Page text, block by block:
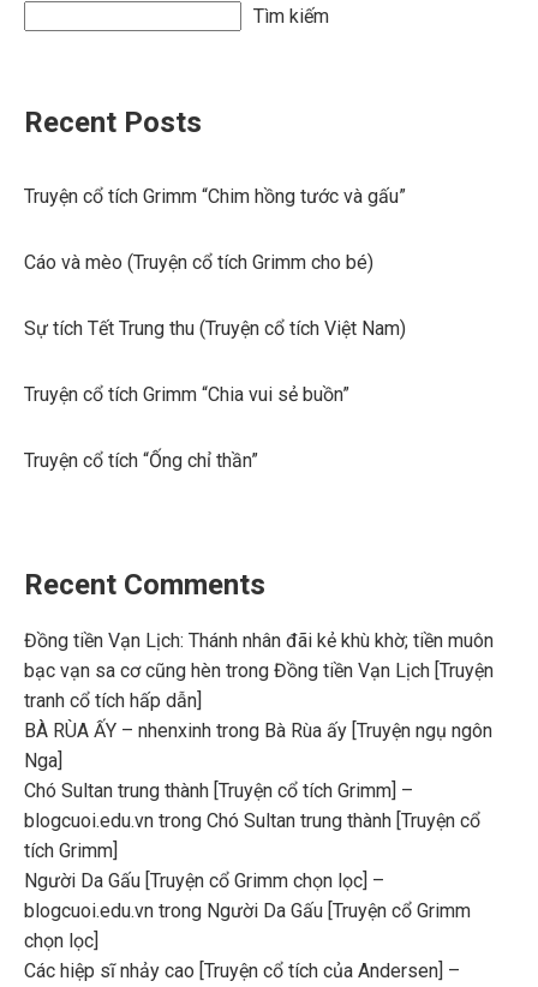
Tìm kiếm
Recent Posts
Truyện cổ tích Grimm “Chim hồng tước và gấu”
Cáo và mèo (Truyện cổ tích Grimm cho bé)
Sự tích Tết Trung thu (Truyện cổ tích Việt Nam)
Truyện cổ tích Grimm “Chia vui sẻ buồn”
Truyện cổ tích “Ống chỉ thần”
Recent Comments
Đồng tiền Vạn Lịch: Thánh nhân đãi kẻ khù khờ; tiền muôn
bạc vạn sa cơ cũng hèn trong Đồng tiền Vạn Lịch [Truyện
tranh cổ tích hấp dẫn]
BÀ RÙA ẤY – nhenxinh trong Bà Rùa ấy [Truyện ngụ ngôn
Nga]
Chó Sultan trung thành [Truyện cổ tích Grimm] –
blogcuoi.edu.vn trong Chó Sultan trung thành [Truyện cổ
tích Grimm]
Người Da Gấu [Truyện cổ Grimm chọn lọc] –
blogcuoi.edu.vn trong Người Da Gấu [Truyện cổ Grimm
chọn lọc]
Các hiệp sĩ nhảy cao [Truyện cổ tích của Andersen] –